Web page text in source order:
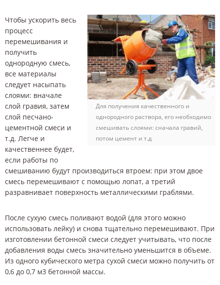
Для получения качественного и
однородного раствора, его необходимо
смешивать слоями: сначала гравий,
потом цемент и т.д
Чтобы ускорить весь
процесс
перемешивания и
получить
однородную смесь,
все материалы
следует насыпать
слоями: вначале
слой гравия, затем
слой песчано-
цементной смеси и
т.д. Легче и
качественнее будет,
если работы по
смешиванию будут производиться втроем: при этом двое
смесь перемешивают с помощью лопат, а третий
разравнивает поверхность металлическими граблями.
После сухую смесь поливают водой (для этого можно
использовать лейку) и снова тщательно перемешивают. При
изготовлении бетонной смеси следует учитывать, что после
добавления воды смесь значительно уменьшится в объеме.
Из одного кубического метра сухой смеси можно получить от
0,6 до 0,7 м3 бетонной массы.